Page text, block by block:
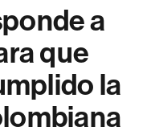
a
que
la